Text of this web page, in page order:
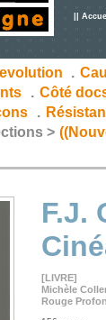
.
. Côté
.
>
F.J.
[LIVRE]
Michèle
Rouge